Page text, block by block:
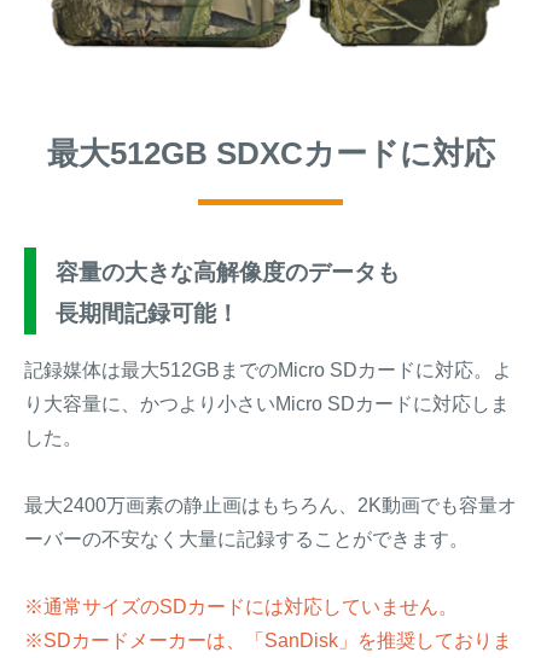
最大512GB SDXCカードに対応
容量の大きな高解像度のデータも
長期間記録可能！
記録媒体は最大512GBまでのMicro SDカードに対応。よ
り大容量に、かつより小さいMicro SDカードに対応しま
した。
最大2400万画素の静止画はもちろん、2K動画でも容量オ
ーバーの不安なく大量に記録することができます。
※通常サイズのSDカードには対応していません。
※SDカードメーカーは、「SanDisk」を推奨しておりま